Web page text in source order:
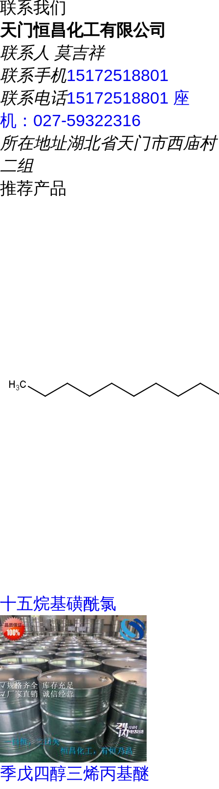
联系我们
天门恒昌化工有限公司
联系人 莫吉祥
联系手机15172518801
联系电话15172518801 座
机：027-59322316
所在地址湖北省天门市西庙村
二组
推荐产品
十五烷基磺酰氯
季戊四醇三烯丙基醚